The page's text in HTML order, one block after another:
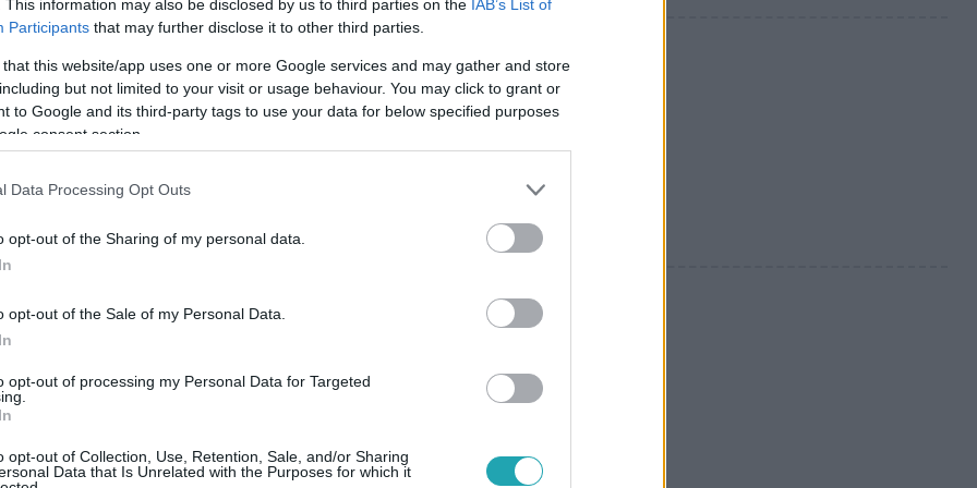
This information may also be disclosed by us to third parties on the IAB’s List of
Participants that may further disclose it to other third parties.
that this website/app uses one or more Google services and may gather and store
but not limited to your visit or usage behaviour. You may click to grant or
to Google and its third-party tags to use your data for below specified purposes
consent section.
Data Processing Opt Outs
opt-out of the Sharing of my personal data.
opt-out of the Sale of my Personal Data.
opt-out of processing my Personal Data for Targeted
opt-out of Collection, Use, Retention, Sale, and/or Sharing
Data that Is Unrelated with the Purposes for which it
lottó
lázban elfeledkezzen az ötös lottó
Íme az eheti nyerőszámok
biztos jobb kedvvel ikszel majd holnap!